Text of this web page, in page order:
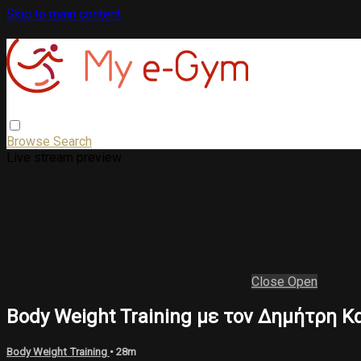
Skip to main content
Browse Search
Close Open
Body Weight Training με τον Δημήτρη
Body Weight Training • 28m